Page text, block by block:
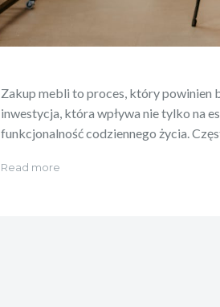
Zakup mebli to proces, który powinien
inwestycja, która wpływa nie tylko na
funkcjonalność codziennego życia.
Read more